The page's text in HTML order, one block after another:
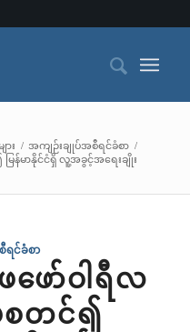
ား / အကျဉ်းချုပ်အစီရင်ခံစာ /
ြန်မာနိုင်ငံရှိ လူ့အခွင့်အရေးချိုး
ရင်ခံစာ
ဖော်ဝါရီလ
စတင်၍